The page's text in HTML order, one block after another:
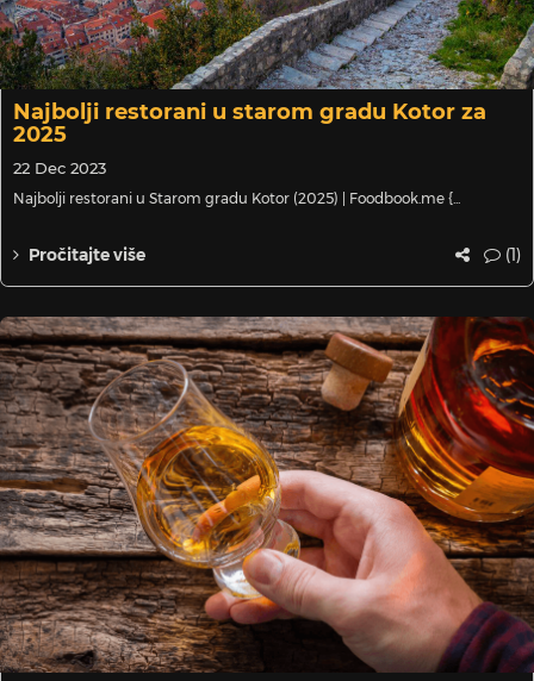
Najbolji restorani u starom gradu Kotor za
2025
22 Dec 2023
Najbolji restorani u Starom gradu Kotor (2025) | Foodbook.me {...
Pročitajte više (1)